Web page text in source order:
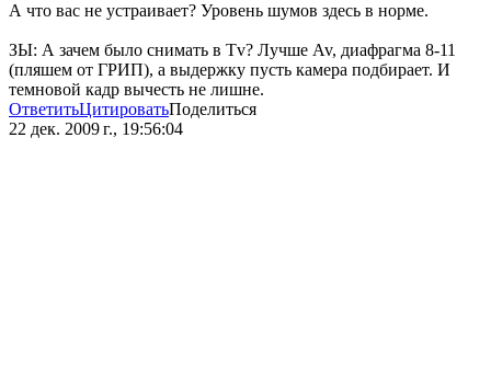
А что вас не устраивает? Уровень шумов здесь в норме.
ЗЫ: А зачем было снимать в Tv? Лучше Av, диафрагма 8-11
(пляшем от ГРИП), а выдержку пусть камера подбирает. И
темновой кадр вычесть не лишне.
ОтветитьЦитироватьПоделиться
22 дек. 2009 г., 19:56:04